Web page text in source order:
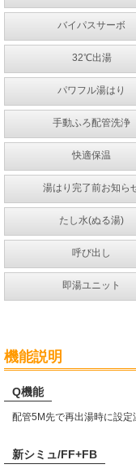
バイパスサーボ
32℃出湯
パワフル湯はり
手動ふろ配管洗浄
快適保温
湯はり完了前お知ら
たし水(ぬる湯)
呼び出し
即湯ユニット
機能説明
Q機能
配管5M先で再出湯時に設
新シミュ/FF+FB